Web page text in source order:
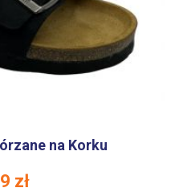
na Korku
zł